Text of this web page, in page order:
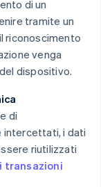
di un
tramite un
riconoscimento
venga
dispositivo.
di
intercettati, i dati
riutilizzati
transazioni